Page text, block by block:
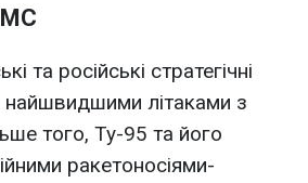
та російські стратегічні
літаками з
того, Ту-95 та його
ракетоносіями-